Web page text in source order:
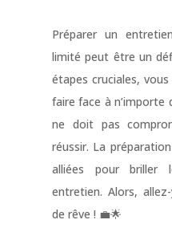
Préparer un
limité peut être un
étapes cruciales,
faire face à n’importe
ne doit pas
réussir. La
alliées pour briller
entretien. Alors,
de rêve ! 💼🌟